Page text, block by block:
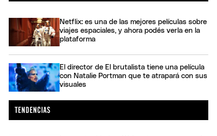
Netflix: es una de las mejores películas sobre
viajes espaciales, y ahora podés verla en la
plataforma
El director de El brutalista tiene una película
con Natalie Portman que te atrapará con sus
visuales